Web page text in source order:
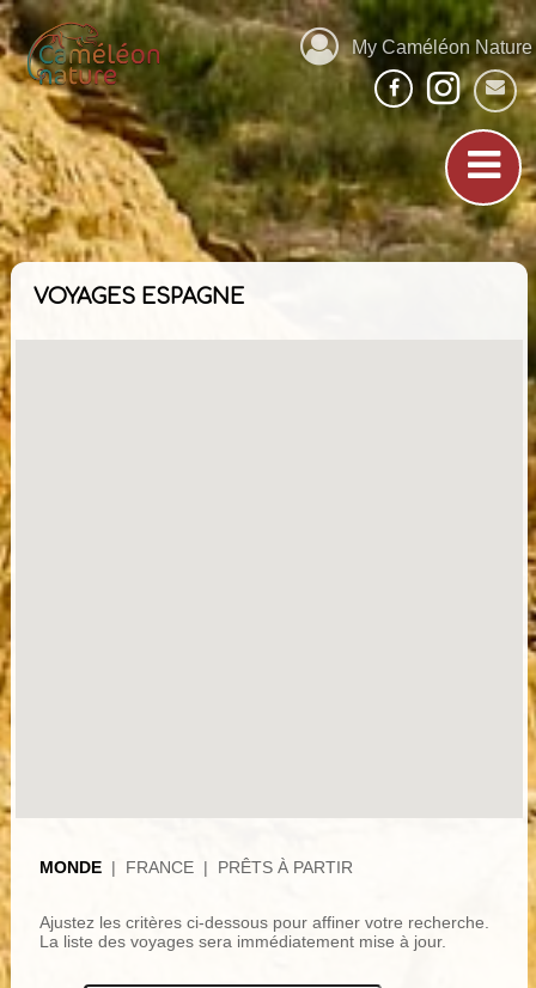
My Caméléon Nature
VOYAGES ESPAGNE
MONDE| FRANCE| PRÊTS À PARTIR
Ajustez les critères ci-dessous pour affiner votre recherche.
La liste des voyages sera immédiatement mise à jour.